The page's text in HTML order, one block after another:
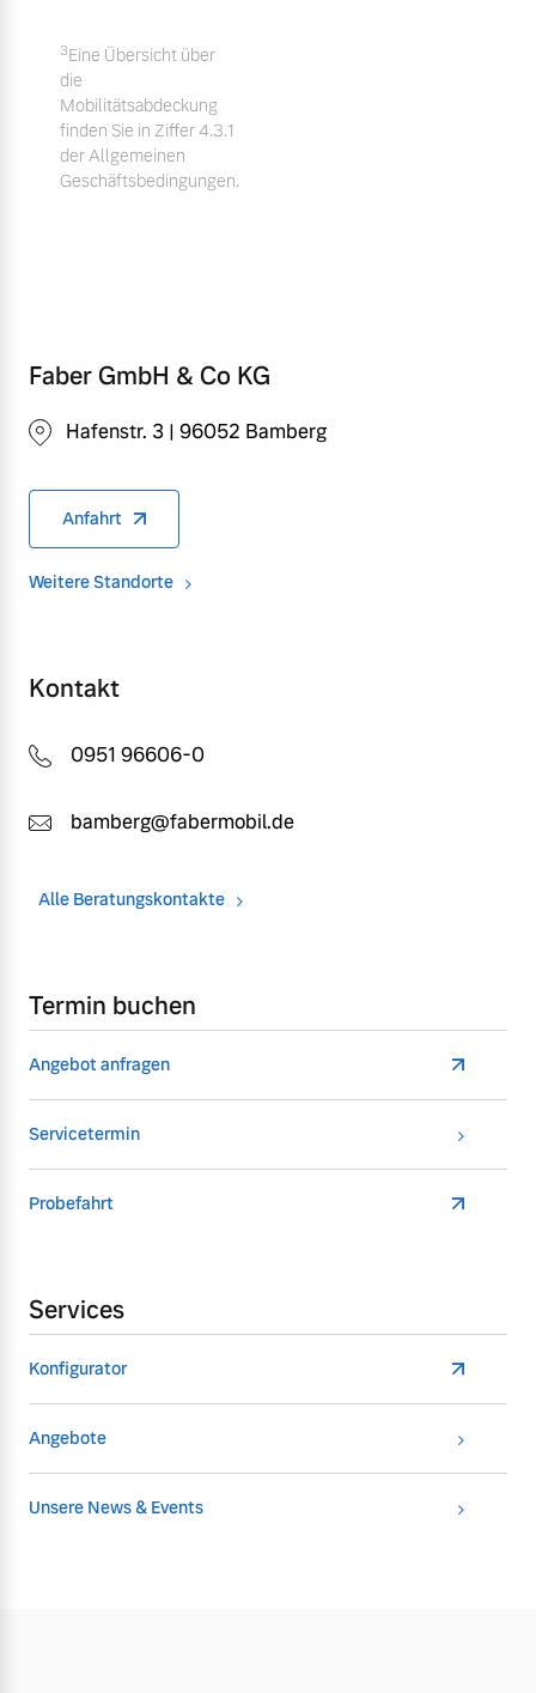
3Eine Übersicht über
die
Mobilitätsabdeckung
finden Sie in Ziffer 4.3.1
der Allgemeinen
Geschäftsbedingungen.
Faber GmbH & Co KG
Hafenstr. 3 | 96052 Bamberg
Anfahrt
Weitere Standorte
Kontakt
0951 96606-0
bamberg@fabermobil.de
Alle Beratungskontakte
Termin buchen
Angebot anfragen
Servicetermin
Probefahrt
Services
Konfigurator
Angebote
Unsere News & Events